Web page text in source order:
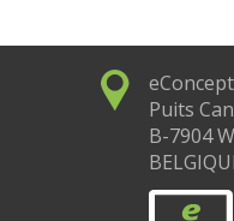
Puits
B-7904